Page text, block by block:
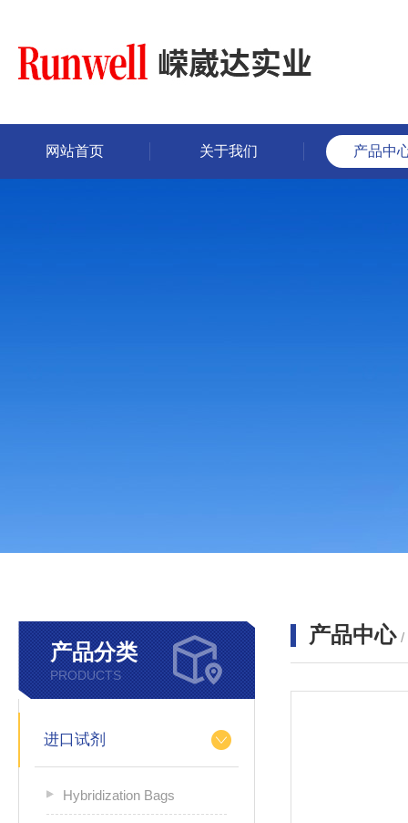
网站首页 关于我们 产品中
产品分类
PRODUCTS
进口试剂
Hybridization Bags
产品中心 /